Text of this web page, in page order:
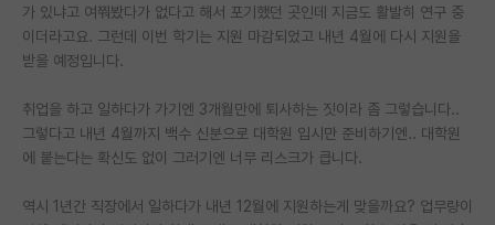
홍보 게시판
커리어
유학교육
이벤트
반도체 아카데미
가 있냐고 여쭤봤다가 없다고 해서 포기했던 곳인데 지금도 활발히 연구 중
이더라고요. 그런데 이번 학기는 지원 마감되었고 내년 4월에 다시 지원을
받을 예정입니다.
취업을 하고 일하다가 가기엔 3개월만에 퇴사하는 짓이라 좀 그렇습니다..
그렇다고 내년 4월까지 백수 신분으로 대학원 입시만 준비하기엔.. 대학원
에 붙는다는 확신도 없이 그러기엔 너무 리스크가 큽니다.
역시 1년간 직장에서 일하다가 내년 12월에 지원하는게 맞을까요? 업무량이